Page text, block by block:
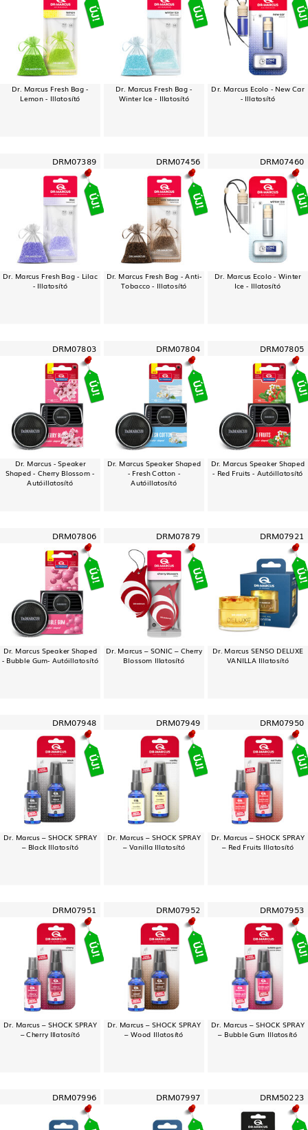
Dr. Marcus Fresh Bag -
Lemon - Illatosító
Dr. Marcus Fresh Bag -
Winter Ice - Illatosító
Dr. Marcus Ecolo - New Car
- Illatosító
DRM07389
Dr. Marcus Fresh Bag - Lilac
- Illatosító
DRM07456
Dr. Marcus Fresh Bag - Anti-
Tobacco - Illatosító
DRM07460
Dr. Marcus Ecolo - Winter
Ice - Illatosító
DRM07803
Dr. Marcus - Speaker
Shaped - Cherry Blossom -
Autóillatosító
DRM07804
Dr. Marcus Speaker Shaped
- Fresh Cotton -
Autóillatosító
DRM07805
Dr. Marcus Speaker Shaped
- Red Fruits - Autóillatosító
DRM07806
Dr. Marcus Speaker Shaped
- Bubble Gum- Autóillatosító
DRM07879
Dr. Marcus – SONIC – Cherry
Blossom Illatosító
DRM07921
Dr. Marcus SENSO DELUXE
VANILLA Illatosító
DRM07948
Dr. Marcus – SHOCK SPRAY
– Black Illatosító
DRM07949
Dr. Marcus – SHOCK SPRAY
– Vanilla Illatosító
DRM07950
Dr. Marcus – SHOCK SPRAY
– Red Fruits Illatosító
DRM07951
Dr. Marcus – SHOCK SPRAY
– Cherry Illatosító
DRM07952
Dr. Marcus – SHOCK SPRAY
– Wood Illatosító
DRM07953
Dr. Marcus – SHOCK SPRAY
– Bubble Gum Illatosító
DRM07996 DRM07997 DRM50223